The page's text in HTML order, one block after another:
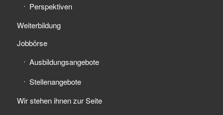
Perspektiven
Weiterbildung
Jobbörse
Ausbildungsangebote
Stellenangebote
Wir stehen ihnen zur Seite